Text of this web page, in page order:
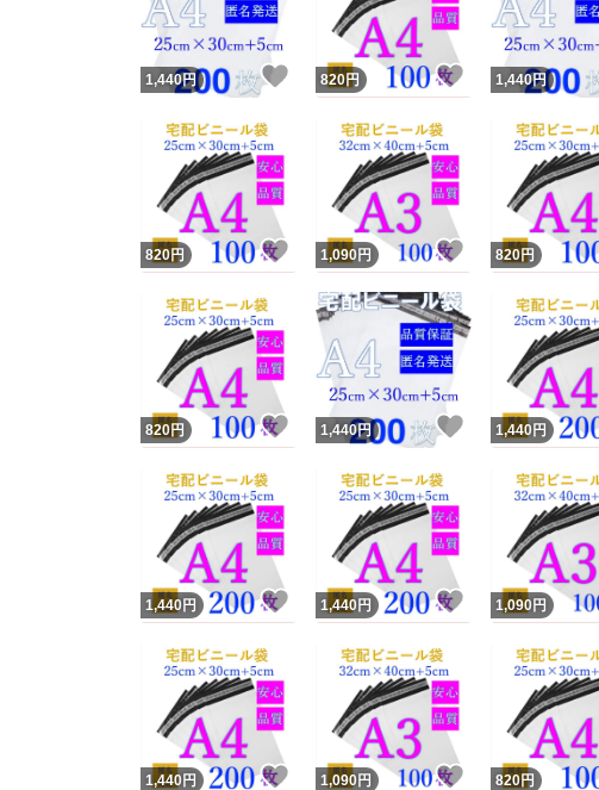
Yahoo!フリマが
安心取引出品者
安心取引出品
取引実績
取引実績◯+
他フリマ実
スピード&安心発
※このバッジは実績
スピード＆安
商品画像
コピーは
1,440円 いいね！
820円 いいね！
1,440円
820円 いいね！
1,090 円 いいね！
820円
820円 いいね！
1,440円 いいね！
1,440 円
1,440 円 いいね！
1,440 円 いいね！
1,090 円
1,440 円 いいね！
1,090 円 いいね！
820円